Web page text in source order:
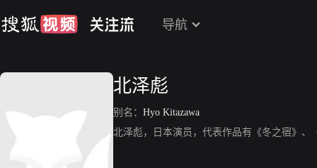
导航
北泽彪
别名： Hyo Kitazawa
北泽彪，日本演员，代表作品有《冬之宿》、